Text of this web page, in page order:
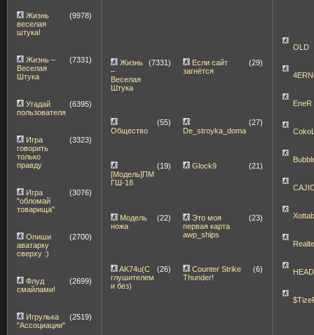
Жизнь
веселая
штука!
(9978)
Жизнь –
Веселая
Штука
(7331)
Угадай
пользователя
(6395)
Игра
говорить
только
правду
(3323)
Игра
"обломай
товарища"
(3076)
Опиши
аватарку
сверху :)
(2700)
Флуд
смайлами!
(2699)
Игрулька
"Ассоциации"
(2519)
Жизнь
–
Веселая
Штука
(7331)
Если сайт
загнётся
(29)
Общество
(55)
De_stroyka_doma
(27)
[Модель]ПМ
ГШ-18
(19) Glock9 (21)
Модель
ножа
(22)
Это моя
первая карта
awp_ships
(23)
AK74u(С
глушителем
и без)
(26)
Counter Strike
Thunder!
(6)
OLD
EneR